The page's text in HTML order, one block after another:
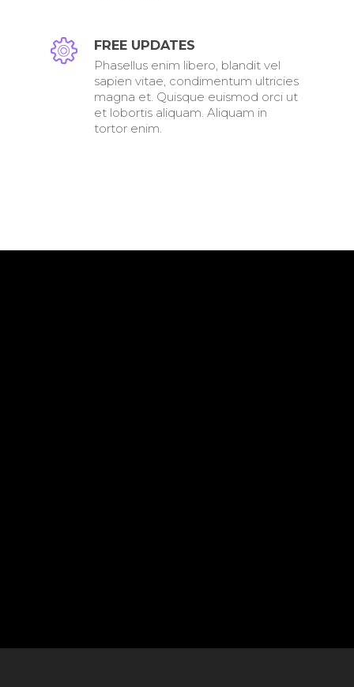
FREE UPDATES
Phasellus enim libero, blandit vel
sapien vitae, condimentum ultricies
magna et. Quisque euismod orci ut
et lobortis aliquam. Aliquam in
tortor enim.